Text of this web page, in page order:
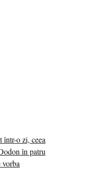
într-o zi, ceea
în patru
vorba